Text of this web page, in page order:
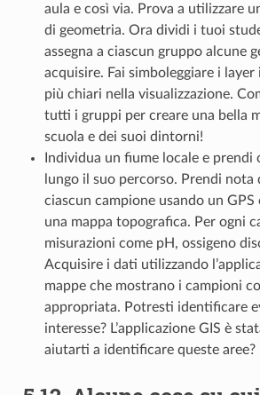
aula e così via. Prova a utilizzare
di geometria. Ora dividi i tuoi
assegna a ciascun gruppo alcune
acquisire. Fai simboleggiare i
più chiari nella visualizzazione.
tutti i gruppi per creare una bella
scuola e dei suoi dintorni!
Individua un fiume locale e prendi
lungo il suo percorso. Prendi nota
ciascun campione usando un GPS
una mappa topografica. Per ogni
misurazioni come pH, ossigeno
Acquisire i dati utilizzando
mappe che mostrano i campioni
appropriata. Potresti identificare
interesse? L’applicazione GIS è
aiutarti a identificare queste aree?